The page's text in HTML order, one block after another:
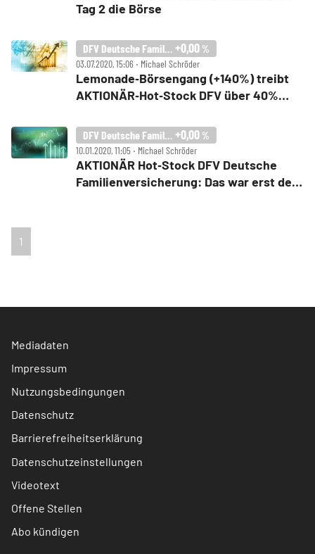
Tag 2 die Börse
DFV Deutsche Familienversicherung +0,00 %
03.07.2020, 15:06 ‧ Michael Schröder
Lemonade‑Börsengang (+140%) treibt
AKTIONÄR‑Hot‑Stock DFV über 40%
DFV Deutsche Familienversicherung +0,00 %
10.01.2020, 11:05 ‧ Michael Schröder
AKTIONÄR Hot‑Stock DFV Deutsche
Familienversicherung: Das war erst der
1
Mediadaten
Impressum
Nutzungsbedingungen
Datenschutz
Barrierefreiheitserklärung
Datenschutzeinstellungen
Videotext
Offene Stellen
Abo kündigen